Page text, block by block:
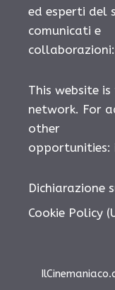
ed esperti del
comunicati e
collaborazioni:
This website
network. For
other
opportunities:
Dichiarazione
Cookie Policy